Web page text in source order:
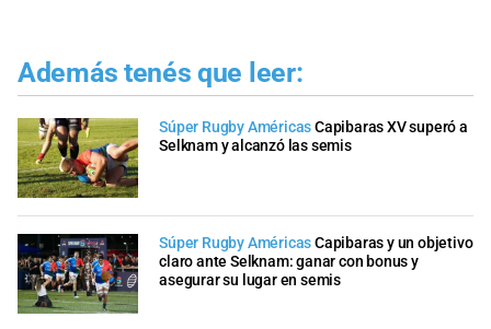
Además tenés que leer:
Súper Rugby AméricasCapibaras XV superó a
Selknam y alcanzó las semis
Súper Rugby AméricasCapibaras y un objetivo
claro ante Selknam: ganar con bonus y
asegurar su lugar en semis